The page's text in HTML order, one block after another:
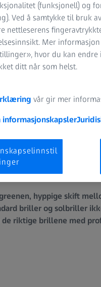
hyppige skift
briller og solbriller
riktige brillene med
(funksjonell) og
Ved å samtykke til bruk
nettleserens
Mer
hvor du kan
ditt når som helst.
vår gir mer